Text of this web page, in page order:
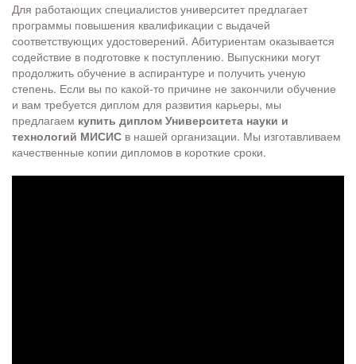
Для работающих специалистов университет предлагает
программы повышения квалификации с выдачей
соответствующих удостоверений. Абитуриентам оказывается
содействие в подготовке к поступлению. Выпускники могут
продолжить обучение в аспирантуре и получить ученую
степень. Если вы по какой-то причине не закончили обучение
и вам требуется диплом для развития карьеры, мы
предлагаем купить диплом Университета науки и
технологий МИСИС в нашей организации. Мы изготавливаем
качественные копии дипломов в короткие сроки.